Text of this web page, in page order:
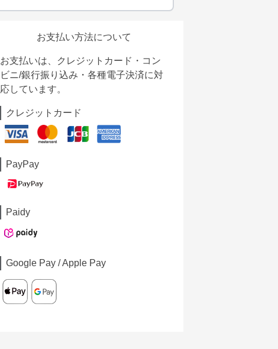
お支払い方法について
お支払いは、クレジットカード・コン
ビニ/銀行振り込み・各種電子決済に対
応しています。
クレジットカード
PayPay
Paidy
Google Pay / Apple Pay